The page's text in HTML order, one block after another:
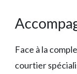
Face à la
courtier